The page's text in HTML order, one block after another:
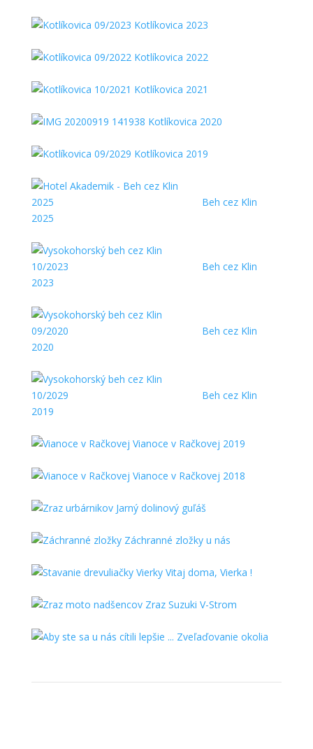
Kotlíkovica 2023
Kotlíkovica 2022
Kotlíkovica 2021
Kotlíkovica 2020
Kotlíkovica 2019
Beh cez Klin
2025
Beh cez Klin
2023
Beh cez Klin
2020
Beh cez Klin
2019
Vianoce v Račkovej 2019
Vianoce v Račkovej 2018
Jarný dolinový guľáš
Záchranné zložky u nás
Vitaj doma, Vierka !
Zraz Suzuki V-Strom
Zveľaďovanie okolia